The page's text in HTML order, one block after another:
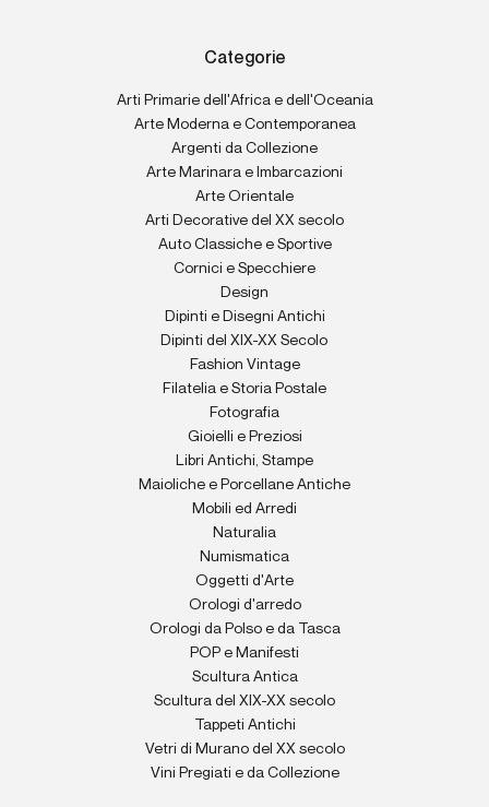
Categorie
Arti Primarie dell'Africa e dell'Oceania
Arte Moderna e Contemporanea
Argenti da Collezione
Arte Marinara e Imbarcazioni
Arte Orientale
Arti Decorative del XX secolo
Auto Classiche e Sportive
Cornici e Specchiere
Design
Dipinti e Disegni Antichi
Dipinti del XIX-XX Secolo
Fashion Vintage
Filatelia e Storia Postale
Fotografia
Gioielli e Preziosi
Libri Antichi, Stampe
Maioliche e Porcellane Antiche
Mobili ed Arredi
Naturalia
Numismatica
Oggetti d'Arte
Orologi d'arredo
Orologi da Polso e da Tasca
POP e Manifesti
Scultura Antica
Scultura del XIX-XX secolo
Tappeti Antichi
Vetri di Murano del XX secolo
Vini Pregiati e da Collezione